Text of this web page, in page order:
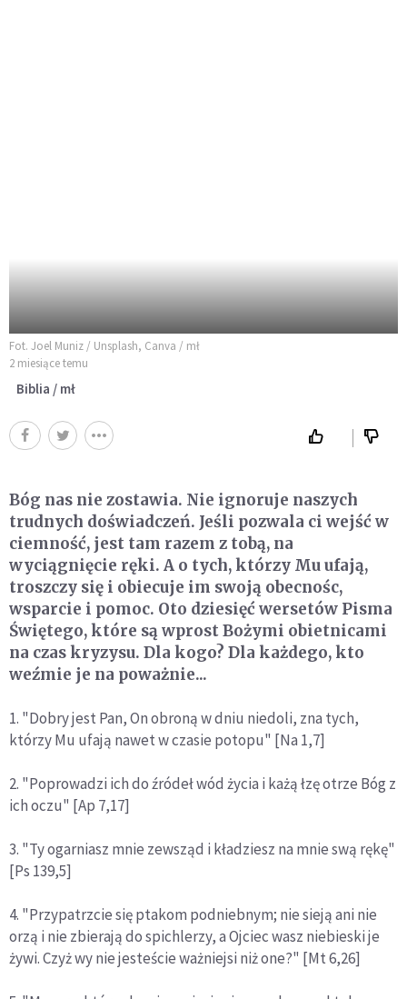
Fot. Joel Muniz / Unsplash, Canva / mł
2 miesiące temu
Biblia / mł
Bóg nas nie zostawia. Nie ignoruje naszych
trudnych doświadczeń. Jeśli pozwala ci wejść w
ciemność, jest tam razem z tobą, na
wyciągnięcie ręki. A o tych, którzy Mu ufają,
troszczy się i obiecuje im swoją obecnośc,
wsparcie i pomoc. Oto dziesięć wersetów Pisma
Świętego, które są wprost Bożymi obietnicami
na czas kryzysu. Dla kogo? Dla każdego, kto
weźmie je na poważnie...
1. "Dobry jest Pan, On obroną w dniu niedoli, zna tych,
którzy Mu ufają nawet w czasie potopu" [Na 1,7]
2. "Poprowadzi ich do źródeł wód życia i każą łzę otrze Bóg z
ich oczu" [Ap 7,17]
3. "Ty ogarniasz mnie zewsząd i kładziesz na mnie swą rękę"
[Ps 139,5]
4. "Przypatrzcie się ptakom podniebnym; nie sieją ani nie
orzą i nie zbierają do spichlerzy, a Ojciec wasz niebieski je
żywi. Czyż wy nie jesteście ważniejsi niż one?" [Mt 6,26]